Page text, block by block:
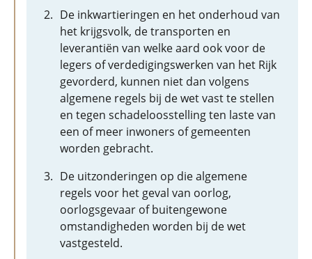
De inkwartieringen en het onderhoud van
het krijgsvolk, de transporten en
leverantiën van welke aard ook voor de
legers of verdedigingswerken van het Rijk
gevorderd, kunnen niet dan volgens
algemene regels bij de wet vast te stellen
en tegen schadeloosstelling ten laste van
een of meer inwoners of gemeenten
worden gebracht.
De uitzonderingen op die algemene
regels voor het geval van oorlog,
oorlogsgevaar of buitengewone
omstandigheden worden bij de wet
vastgesteld.